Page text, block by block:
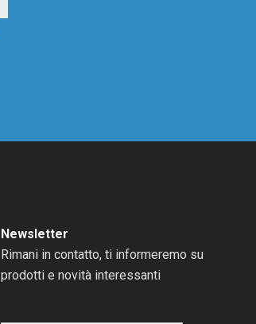
Newsletter
Rimani in contatto, ti informeremo su
prodotti e novità interessanti